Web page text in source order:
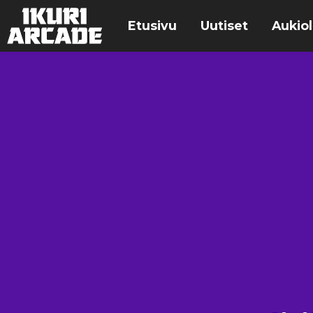
Etusivu Uutiset